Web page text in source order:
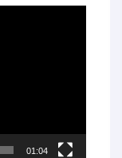
01:04